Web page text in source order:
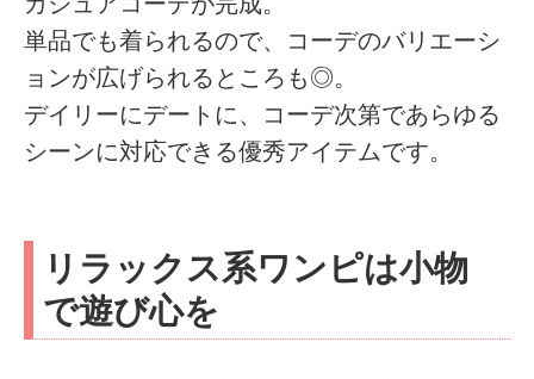
単品でも着られるので、コーデのバリエーシ
ョンが広げられるところも◎。
デイリーにデートに、コーデ次第であらゆる
シーンに対応できる優秀アイテムです。
リラックス系ワンピは小物
で遊び心を